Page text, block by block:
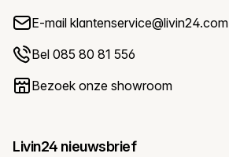
E-mail klantenservice@livin24.com
Bel 085 80 81 556
Bezoek onze showroom
Livin24 nieuwsbrief